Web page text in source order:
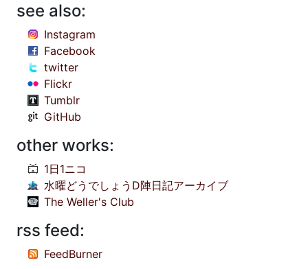
see also:
Instagram
Facebook
twitter
Flickr
Tumblr
GitHub
other works:
1日1ニコ
水曜どうでしょうD陣日記アーカイブ
The Weller's Club
rss feed:
FeedBurner